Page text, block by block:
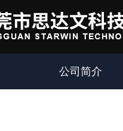
公司简介